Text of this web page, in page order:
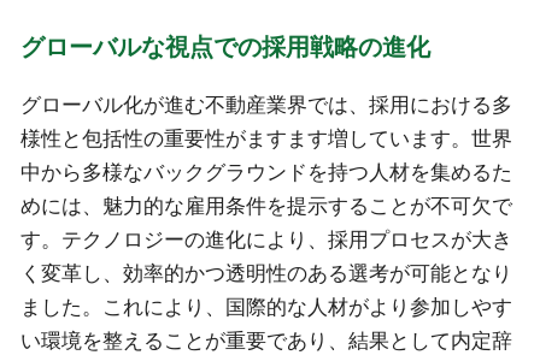
グローバルな視点での採用戦略の進化
グローバル化が進む不動産業界では、採用における多
様性と包括性の重要性がますます増しています。世界
中から多様なバックグラウンドを持つ人材を集めるた
めには、魅力的な雇用条件を提示することが不可欠で
す。テクノロジーの進化により、採用プロセスが大き
く変革し、効率的かつ透明性のある選考が可能となり
ました。これにより、国際的な人材がより参加しやす
い環境を整えることが重要であり、結果として内定辞